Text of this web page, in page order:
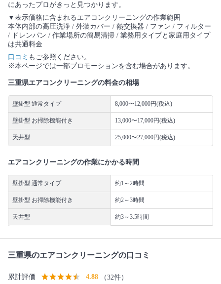
にあったプロがきっと見つかります。
▼表示価格に含まれるエアコンクリーニングの作業範囲
本体内部の高圧洗浄 / 外装カバー / 熱交換器 / ファン / フィルター
/ ドレンパン / 作業場所の簡易清掃 / 業務用タイプと家庭用タイプ
は共通料金
口コミ もご参照ください。
※本ページでは一部プロモーションを含む場合があります。
三重県エアコンクリーニングの料金の相場
壁掛型 通常タイプ 8,000〜12,000円(税込)
壁掛型 お掃除機能付き 13,000〜17,000円(税込)
天井型 25,000〜27,000円(税込)
エアコンクリーニングの作業にかかる時間
壁掛型 通常タイプ 約1～2時間
壁掛型 お掃除機能付き 約2～3時間
天井型 約3～3.5時間
三重県のエアコンクリーニングの口コミ
累計評価 4.88 （32件）